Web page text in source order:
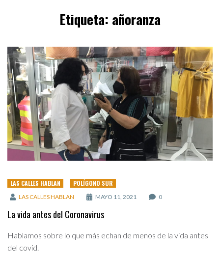
Etiqueta: añoranza
LAS CALLES HABLAN POLÍGONO SUR
LAS CALLES HABLAN MAYO 11, 2021 0
La vida antes del Coronavirus
Hablamos sobre lo que más echan de menos de la vida antes
del covid.